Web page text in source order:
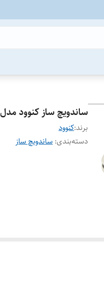
ساندویچ ساز کنوود مدل SMP50.000W
برند:کنوود
دسته‌بندی: ساندویچ ساز